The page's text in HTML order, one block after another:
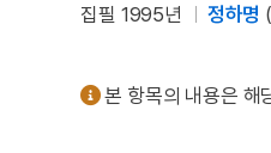
집필 1995년 정하명
본 항목의 내용은 해